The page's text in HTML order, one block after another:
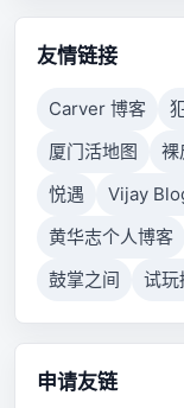
connection
to respond.
友情链接
Carver 博客
厦门活地图
裸
悦遇
Vijay
黄华志个人博客
鼓掌之间
试玩
申请友链